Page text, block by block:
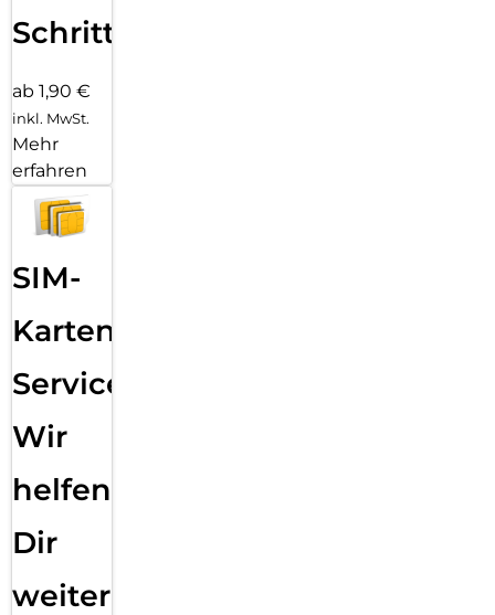
Schritten
ab 1,90 €
inkl. MwSt.
Mehr
erfahren
SIM-
Karten
Service:
Wir
helfen
Dir
weiter